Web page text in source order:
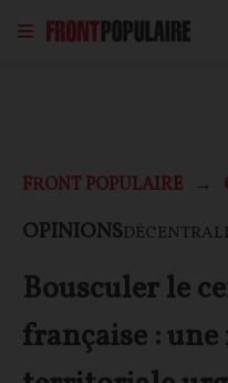
FRONT POPULAIRE
OPINIONS
Bousculer le
française :